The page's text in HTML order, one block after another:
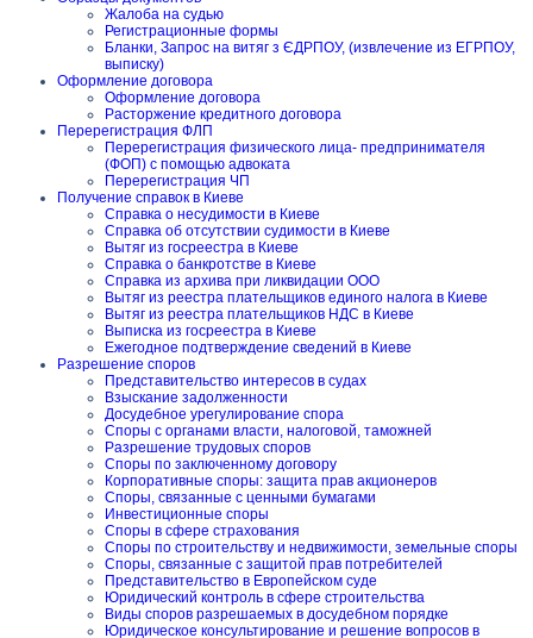
Жалоба на судью
Регистрационные формы
Бланки, Запрос на витяг з ЄДРПОУ, (извлечение из ЕГРПОУ,
выписку)
Оформление договора
Оформление договора
Расторжение кредитного договора
Перерегистрация ФЛП
Перерегистрация физического лица- предпринимателя
(ФОП) с помощью адвоката
Перерегистрация ЧП
Получение справок в Киеве
Справка о несудимости в Киеве
Справка об отсутствии судимости в Киеве
Вытяг из госреестра в Киеве
Справка о банкротстве в Киеве
Справка из архива при ликвидации ООО
Вытяг из реестра плательщиков единого налога в Киеве
Вытяг из реестра плательщиков НДС в Киеве
Выписка из госреестра в Киеве
Ежегодное подтверждение сведений в Киеве
Разрешение споров
Представительство интересов в судах
Взыскание задолженности
Досудебное урегулирование спора
Споры с органами власти, налоговой, таможней
Разрешение трудовых споров
Споры по заключенному договору
Корпоративные споры: защита прав акционеров
Споры, связанные с ценными бумагами
Инвестиционные споры
Споры в сфере страхования
Споры по строительству и недвижимости, земельные споры
Споры, связанные с защитой прав потребителей
Представительство в Европейском суде
Юридический контроль в сфере строительства
Виды споров разрешаемых в досудебном порядке
Юридическое консультирование и решение вопросов в